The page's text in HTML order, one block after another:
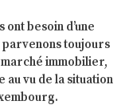
besoin d’une
parvenons toujours
immobilier,
au vu de la situation